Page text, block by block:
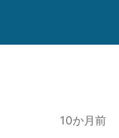
10か月前